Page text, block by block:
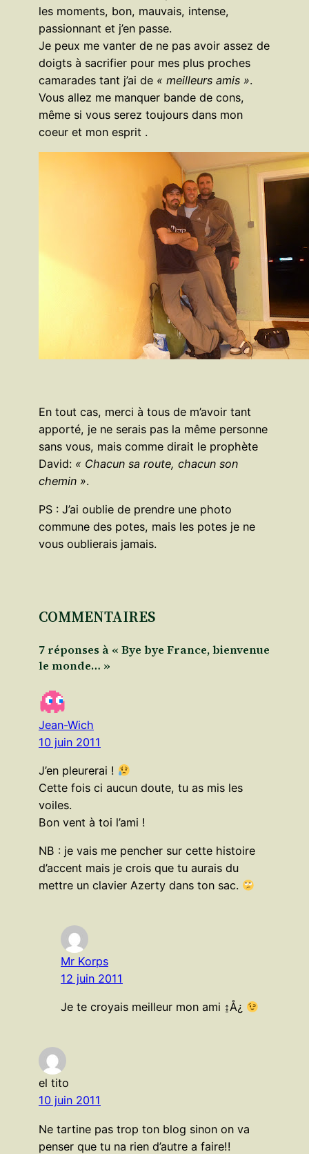
les moments, bon, mauvais, intense,
passionnant et j’en passe.
Je peux me vanter de ne pas avoir assez de
doigts à sacrifier pour mes plus proches
camarades tant j’ai de « meilleurs amis ».
Vous allez me manquer bande de cons,
même si vous serez toujours dans mon
coeur et mon esprit .
En tout cas, merci à tous de m’avoir tant
apporté, je ne serais pas la même personne
sans vous, mais comme dirait le prophète
David: « Chacun sa route, chacun son
chemin ».
PS : J’ai oublie de prendre une photo
commune des potes, mais les potes je ne
vous oublierais jamais.
COMMENTAIRES
7 réponses à « Bye bye France, bienvenue
le monde… »
Jean-Wich
10 juin 2011
J’en pleurerai !
Cette fois ci aucun doute, tu as mis les
voiles.
Bon vent à toi l’ami !
NB : je vais me pencher sur cette histoire
d’accent mais je crois que tu aurais du
mettre un clavier Azerty dans ton sac.
Mr Korps
12 juin 2011
Je te croyais meilleur mon ami ↨Å¿
el tito
10 juin 2011
Ne tartine pas trop ton blog sinon on va
penser que tu na rien d’autre a faire!!